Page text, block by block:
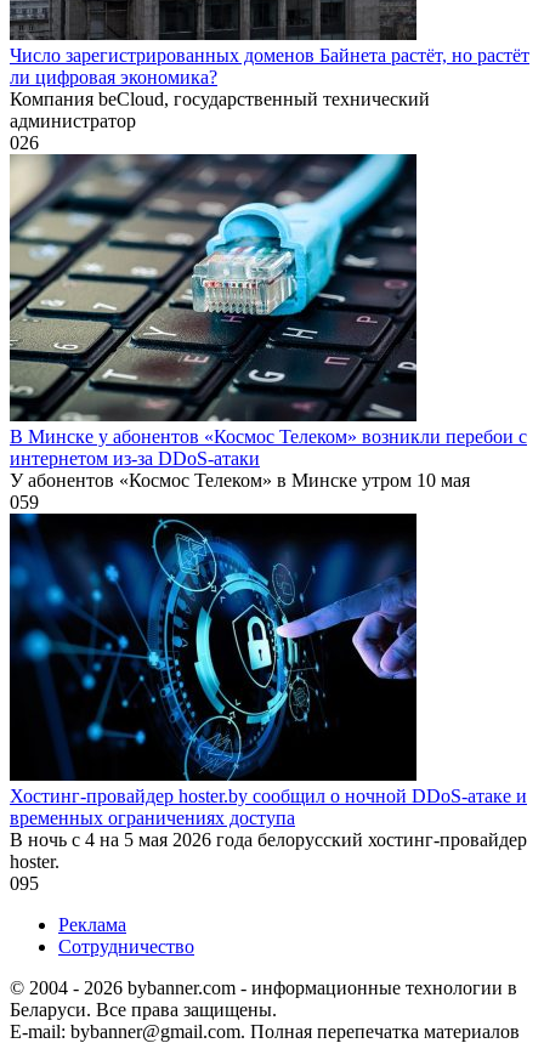
Число зарегистрированных доменов Байнета растёт, но растёт
ли цифровая экономика?
Компания beCloud, государственный технический
администратор
026
В Минске у абонентов «Космос Телеком» возникли перебои с
интернетом из-за DDoS-атаки
У абонентов «Космос Телеком» в Минске утром 10 мая
059
Хостинг-провайдер hoster.by сообщил о ночной DDoS-атаке и
временных ограничениях доступа
В ночь с 4 на 5 мая 2026 года белорусский хостинг-провайдер
hoster.
095
Реклама
Сотрудничество
© 2004 - 2026 bybanner.com - информационные технологии в
Беларуси. Все права защищены.
E-mail: bybanner@gmail.com. Полная перепечатка материалов